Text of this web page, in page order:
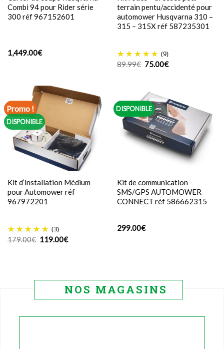
Combi 94 pour Rider série
300 réf 967152601
1,449.00€
terrain pentu/accidenté pour
automower Husqvarna 310 –
315 – 315X réf 587235301
(9)
89.99€ Le
prix
75.00€Le
prix
Promo !
DISPONIBLE
Kit d’installation Médium
pour Automower réf
967972201
(3)
179.00€ Le
prix
119.00€Le
prix
DISPONIBLE
Kit de communication
SMS/GPS AUTOMOWER
CONNECT réf 586662315
299.00€
NOS MAGASINS